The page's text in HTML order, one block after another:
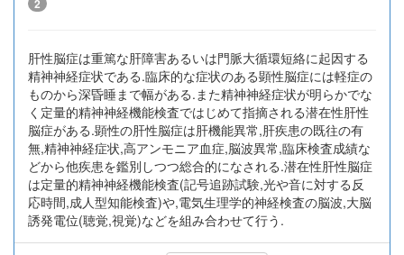
2
肝性脳症は重篤な肝障害あるいは門脈大循環短絡に起因する
精神神経症状である.臨床的な症状のある顕性脳症には軽症の
ものから深昏睡まで幅がある.また精神神経症状が明らかでな
く定量的精神神経機能検査ではじめて指摘される潜在性肝性
脳症がある.顕性の肝性脳症は肝機能異常,肝疾患の既往の有
無,精神神経症状,高アンモニア血症,脳波異常,臨床検査成績な
どから他疾患を鑑別しつつ総合的になされる.潜在性肝性脳症
は定量的精神神経機能検査(記号追跡試験,光や音に対する反
応時間,成人型知能検査)や,電気生理学的神経検査の脳波,大脳
誘発電位(聴覚,視覚)などを組み合わせて行う.